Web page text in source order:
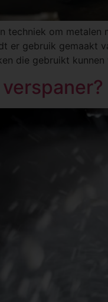
techniek om
er gebruik gemaakt
die gebruikt